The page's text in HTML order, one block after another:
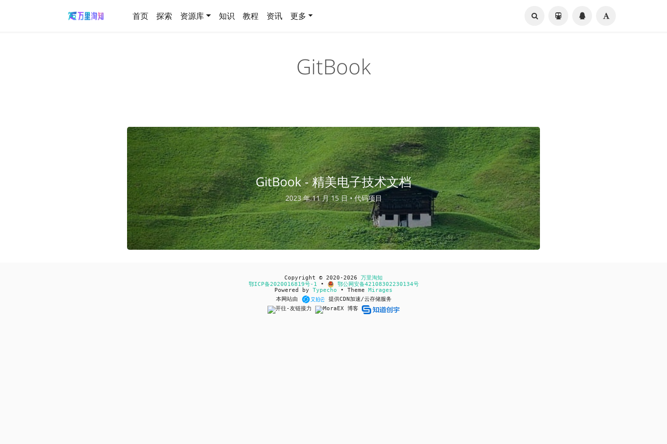
首页 探索 资源库 知识 教程 资讯 更多
GitBook
GitBook - 精美电子技术文档
2023 年 11 月 15 日 •代码项目
Copyright © 2020-2026 万里淘知
鄂ICP备2020016819号-1 •
鄂公网安备42108302230134号
Powered by Typecho • Theme Mirages
本网站由
提供CDN加速/云存储服务